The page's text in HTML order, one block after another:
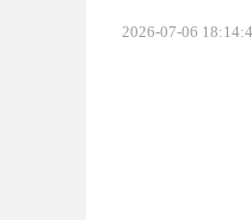
2026-07-06